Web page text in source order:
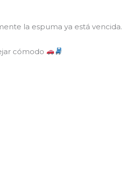
la espuma ya está vencida.
cómodo